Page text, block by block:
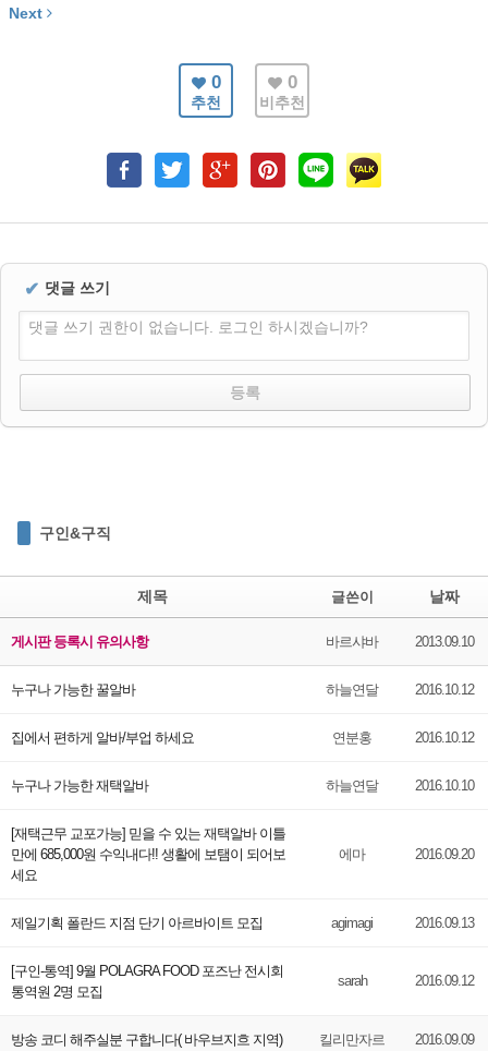
Next
0
추천
0
비추천
✔ 댓글 쓰기
댓글 쓰기 권한이 없습니다. 로그인 하시겠습니까?
구인&구직
제목 글쓴이 날짜
게시판 등록시 유의사항 바르샤바 2013.09.10
누구나 가능한 꿀알바 하늘연달 2016.10.12
집에서 편하게 알바/부업 하세요 연분홍 2016.10.12
누구나 가능한 재택알바 하늘연달 2016.10.10
[재택근무 교포가능] 믿을 수 있는 재택알바 이틀
만에 685,000원 수익내다!! 생활에 보탬이 되어보
세요
에마 2016.09.20
제일기획 폴란드 지점 단기 아르바이트 모집 agimagi 2016.09.13
[구인-통역] 9월 POLAGRA FOOD 포즈난 전시회
통역원 2명 모집
sarah 2016.09.12
방송 코디 해주실분 구합니다( 바우브지흐 지역) 킬리만자르 2016.09.09